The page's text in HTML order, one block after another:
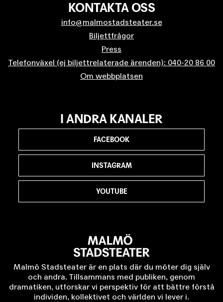
KONTAKTA OSS
info@malmostadsteater.se
Biljettfrågor
Press
Telefonväxel (ej biljettrelaterade ärenden): 040-20 86 00
Om webbplatsen
Malmö Stadsteater är en plats där du möter dig själv
och andra. Tillsammans med publiken, genom
dramatiken, utforskar vi perspektiv för att bättre förstå
individen, kollektivet och världen vi lever i.
I ANDRA KANALER
FACEBOOK
INSTAGRAM
YOUTUBE